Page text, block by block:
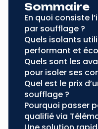
Sommaire
En quoi consiste
par soufflage ?
Quels isolants
performant et
Quels sont les
pour isoler ses
Quel est le prix
soufflage ?
Pourquoi passer
qualifié via